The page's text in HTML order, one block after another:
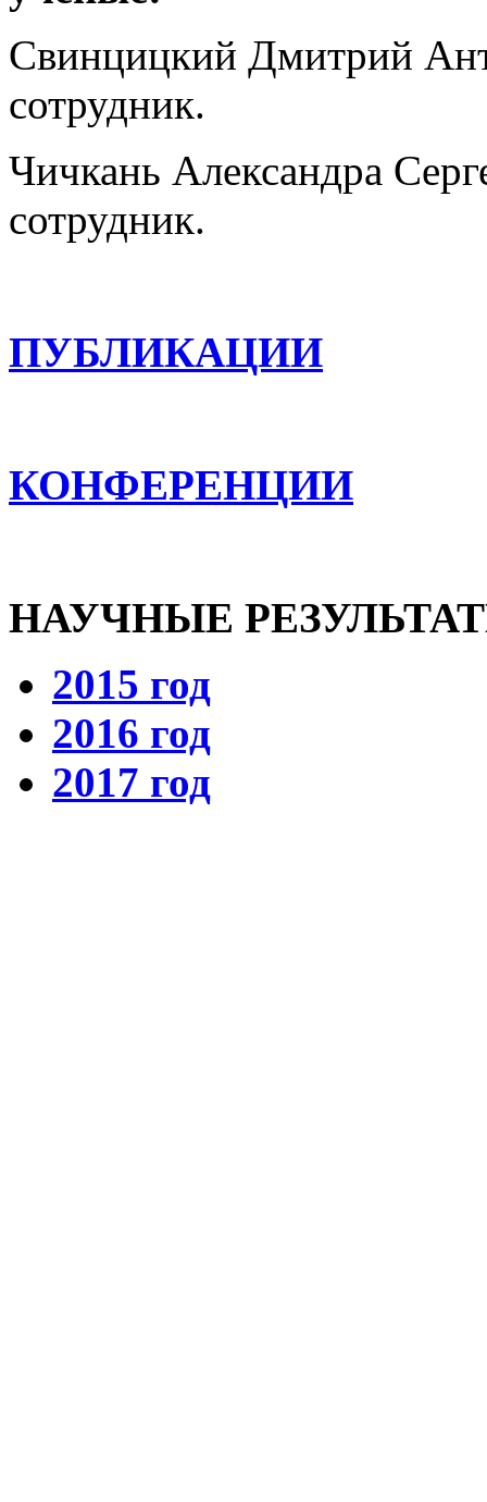
Свинцицкий Дмитрий
сотрудник.
Чичкань Александра
сотрудник.
ПУБЛИКАЦИИ
КОНФЕРЕНЦИИ
НАУЧНЫЕ
2015 год
2016 год
2017 год